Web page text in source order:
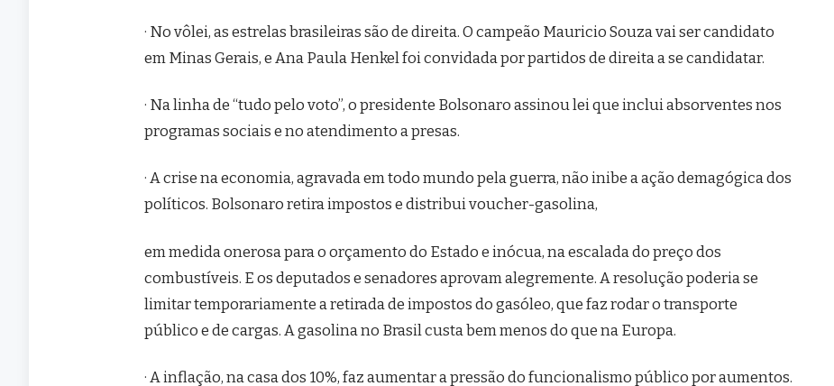
· No vôlei, as estrelas brasileiras são de direita. O campeão Mauricio Souza vai ser candidato
em Minas Gerais, e Ana Paula Henkel foi convidada por partidos de direita a se candidatar.
· Na linha de “tudo pelo voto”, o presidente Bolsonaro assinou lei que inclui absorventes nos
programas sociais e no atendimento a presas.
· A crise na economia, agravada em todo mundo pela guerra, não inibe a ação demagógica dos
políticos. Bolsonaro retira impostos e distribui voucher-gasolina,
em medida onerosa para o orçamento do Estado e inócua, na escalada do preço dos
combustíveis. E os deputados e senadores aprovam alegremente. A resolução poderia se
limitar temporariamente a retirada de impostos do gasóleo, que faz rodar o transporte
público e de cargas. A gasolina no Brasil custa bem menos do que na Europa.
· A inflação, na casa dos 10%, faz aumentar a pressão do funcionalismo público por aumentos.